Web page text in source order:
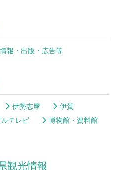
情報・出版・広告等
伊勢志摩
伊賀
テレビ
博物館・資料館
観光情報